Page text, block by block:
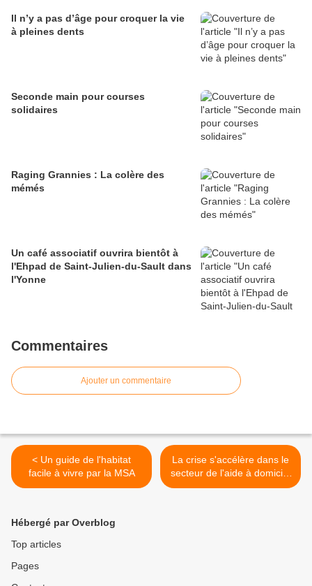
Il n’y a pas d’âge pour croquer la vie
à pleines dents
Seconde main pour courses
solidaires
Raging Grannies : La colère des
mémés
Un café associatif ouvrira bientôt à
l'Ehpad de Saint-Julien-du-Sault dans
l'Yonne
Commentaires
Ajouter un commentaire
< Un guide de l'habitat
facile à vivre par la MSA
La crise s'accélère dans le
secteur de l'aide à domicile
>
Hébergé par Overblog
Top articles
Pages